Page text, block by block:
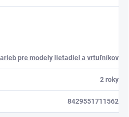
pre modely lietadiel a vrtuľníkov
2 roky
8429551711562